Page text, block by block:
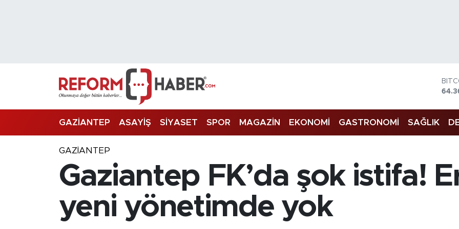
GAZİANTEP ASAYİŞ SİYASET SPOR MAGAZİN EKONOMİ GASTRONOMİ SAĞLIK
GAZIANTEP
Gaziantep FK’da şok istifa!
yeni yönetimde yok
Trafik Durumu
Süper Lig Puan Durumu ve Fikstür
Son Dakika Haberleri